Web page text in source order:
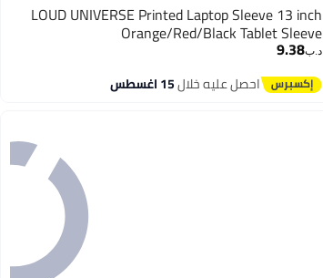
LOUD UNIVERSE Printed Laptop Sleeve 13 inch
Orange/Red/Black Tablet Sleeve
د.ب‏9.38
احصل عليه خلال15 اغسطس